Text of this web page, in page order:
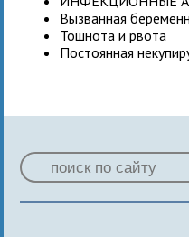
Вызванная
Тошнота и рвота
Постоянная